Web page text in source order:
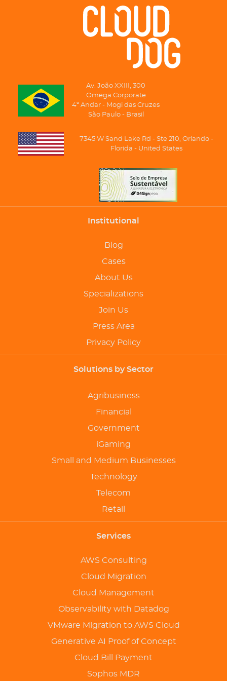
Av. João XXIII, 300
Omega Corporate
4º Andar - Mogi das Cruzes
São Paulo - Brasil
7345 W Sand Lake Rd - Ste 210, Orlando -
Florida - United States
Institutional
Blog
Cases
About Us
Specializations
Join Us
Press Area
Privacy Policy
Solutions by Sector
Agribusiness
Financial
Government
iGaming
Small and Medium Businesses
Technology
Telecom
Retail
Services
AWS Consulting
Cloud Migration
Cloud Management
Observability with Datadog
VMware Migration to AWS Cloud
Generative AI Proof of Concept
Cloud Bill Payment
Sophos MDR